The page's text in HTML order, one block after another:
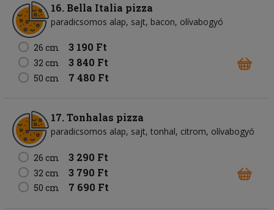
16. Bella Italia pizza
paradicsomos alap sajt bacon olívabogyó
26 cm 3 190 Ft
32 cm 3 840 Ft
50 cm 7 480 Ft
17. Tonhalas pizza
paradicsomos alap sajt tonhal citrom olívabogyó
26 cm 3 290 Ft
32 cm 3 790 Ft
50 cm 7 690 Ft